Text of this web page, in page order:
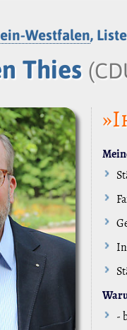
Westfalen,
Thies
-